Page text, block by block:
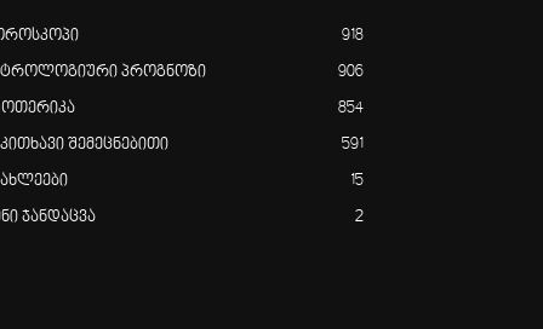
918
პროგნოზი 906
854
შემეცნებითი 591
15
ჯანდაცვა 2